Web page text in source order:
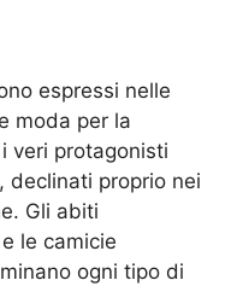
espressi nelle
moda per la
veri protagonisti
, declinati proprio nei
Gli abiti
le camicie
ogni tipo di